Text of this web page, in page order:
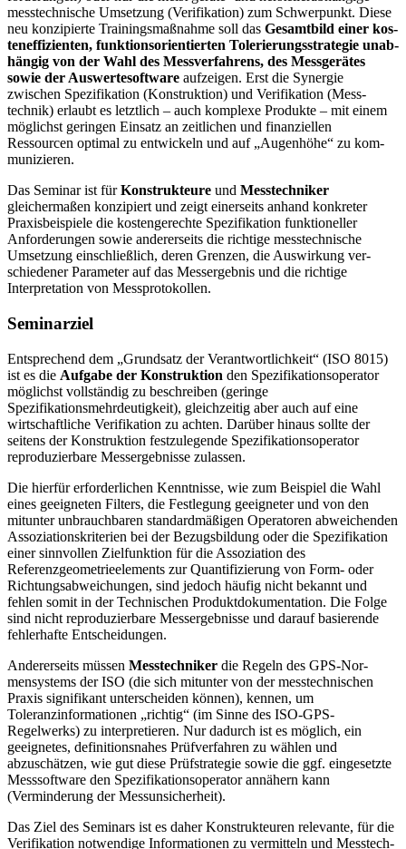
messtechnische Umsetzung (Verifika­ti­on) zum Schwerpunkt. Diese
neu konzipierte Trainingsmaßnahme soll das Ge­samt­bild einer kos­
teneffizienten, funktionsorientierten Tolerierungsstrategie unab­
hän­gig von der Wahl des Messverfahrens, des Messgerätes
sowie der Aus­wertesoftware aufzeigen. Erst die Syner­gie
zwischen Spezi­fika­tion (Konstruk­tion) und Verifikation (Mess­
technik) erlaubt es letzt­lich – auch kom­plexe Produkte – mit einem
möglichst gerin­gen Ein­satz an zeitlichen und finanziellen
Ressourcen optimal zu entwi­ckeln und auf „Augen­höhe“ zu kom­
munizieren.
Das Seminar ist fürKonstrukteure und Messtechniker
gleicherma­ßen konzipiert und zeigt einerseits anhand konkreter
Praxisbeispiele die kostengerechte Spezifikation funktioneller
Anforderungen sowie andererseits die rich­tige messtechni­sche
Umsetzung ein­schließlich, deren Grenzen, die Auswirkung ver­
schiedener Parameter auf das Messergebnis und die rich­tige
Interpretation von Messprotokol­len.
Seminarziel
Entsprechend dem „Grundsatz der Verantwortlichkeit“ (ISO 8015)
ist es die Aufgabe der Konstruktion den Spezifikationsoperator
möglichst vollständig zu beschreiben (geringe
Spezifikationsmehrdeutigkeit), gleichzeitig aber auch auf eine
wirtschaftliche Verifikation zu achten. Darüber hinaus sollte der
seitens der Konstruktion festzulegende Spezifikationsoperator
reproduzierbare Messergebnisse zulassen.
Die hierfür erforderlichen Kenntnisse, wie zum Beispiel die Wahl
eines geeigneten Filters, die Festlegung geeigneter und von den
mitunter unbrauchbaren standardmäßigen Operatoren abweichenden
Assoziationskriterien bei der Bezugsbildung oder die Spezifikation
einer sinnvollen Zielfunktion für die Assoziation des
Referenzgeometrieelements zur Quantifizierung von Form- oder
Richtungsabweichungen, sind jedoch häufig nicht bekannt und
fehlen somit in der Technischen Produktdoku­mentation. Die Folge
sind nicht re­produzierbare Messergeb­nisse und darauf basierende
fehlerhafte Entscheidungen.
Andererseits müssen Messtechniker die Regeln des GPS-Nor­
mensystems der ISO (die sich mitunter von der messtechnischen
Praxis sig­nifikant unterscheiden können), kennen, um
Toleranzinformati­onen „richtig“ (im Sinne des ISO-GPS-
Regelwerks) zu interpretieren. Nur dadurch ist es möglich, ein
geeignetes, definitionsnahes Prüf­ver­fah­ren zu wählen und
abzuschätzen, wie gut diese Prüfstrategie sowie die ggf. eingesetzte
Messsoftware den Spezifikationsopera­tor annä­hern kann
(Verminderung der Messunsicherheit).
Das Ziel des Seminars ist es daher Konstrukteuren relevante, für die
Verifikation notwendige Informationen zu vermitteln und Mess­tech­